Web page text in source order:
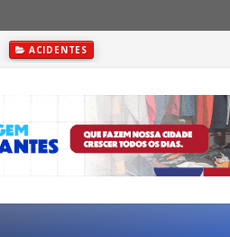
ACIDENTES